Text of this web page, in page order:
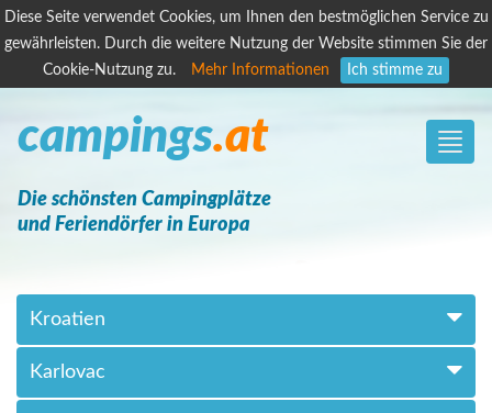
Diese Seite verwendet Cookies, um Ihnen den bestmöglichen Service zu
gewährleisten. Durch die weitere Nutzung der Website stimmen Sie der
Cookie-Nutzung zu.
Mehr Informationen Ich stimme zu
Toggle
campings.at
Die schönsten Campingplätze
und Feriendörfer in Europa
Kroatien
Karlovac